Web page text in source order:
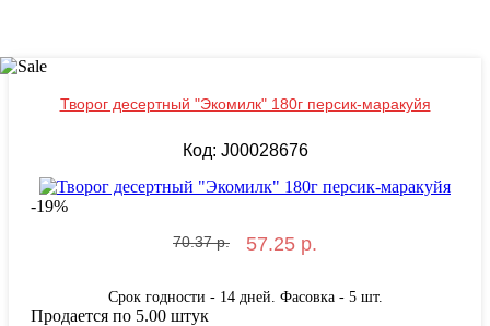
Творог десертный "Экомилк" 180г персик-маракуйя
Код: J00028676
-19%
70.37 р. 57.25 р.
Срок годности - 14 дней. Фасовка - 5 шт.
Продается по 5.00 штук